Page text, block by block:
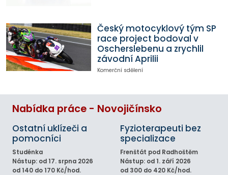
Český motocyklový tým SP
race project bodoval v
Oscherslebenu a zrychlil
závodní Aprilii
Komerční sdělení
Nabídka práce - Novojičínsko
Ostatní uklízeči a
pomocníci
Studénka
Nástup: od 17. srpna 2026
od 140 do 170 Kč/hod.
Fyzioterapeuti bez
specializace
Frenštát pod Radhoštěm
Nástup: od 1. září 2026
od 300 do 420 Kč/hod.